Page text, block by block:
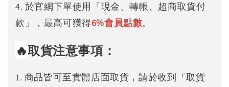
4. 於官網下單使用「現金、轉帳、超商取貨付
款」，最高可獲得6%會員點數。
🔥取貨注意事項：
1. 商品皆可至實體店面取貨，請於收到『取貨